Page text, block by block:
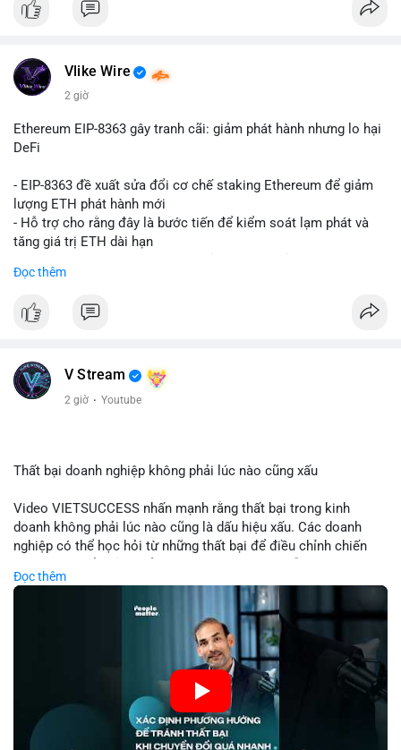
Vlike Wire
2 giờ
Ethereum EIP-8363 gây tranh cãi: giảm phát hành nhưng lo hại
DeFi
- EIP-8363 đề xuất sửa đổi cơ chế staking Ethereum để giảm
lượng ETH phát hành mới
- Hỗ trợ cho rằng đây là bước tiến để kiểm soát lạm phát và
tăng giá trị ETH dài hạn
động lực staking, ảnh hưởng đến bảo mật mạng lưới
tập trung và làm chậm sự tham gia của nhà đầu tư istituционаl
#binancesquare #cryptonews
Đọc thêm
V Stream
2 giờ · Youtube
Thất bại doanh nghiệp không phải lúc nào cũng xấu
Video VIETSUCCESS nhấn mạnh rằng thất bại trong kinh
doanh không phải lúc nào cũng là dấu hiệu xấu. Các doanh
nghiệp có thể học hỏi từ những thất bại để điều chỉnh chiến
trình. Trong lĩnh vực tài chính và crypto, hiểu rõ nguyên nhân
thất bại giúp quản lý rủi ro hiệu quả và tránh lặp lại sai lầm.
Điều này đặc biệt quan trọng khi áp dụng vào các mô hình kinh
doanh mới hoặc đầu tư vào dự án blockchain.
🎥 Xem video trực tiếp tại:
Nguồn: VIETSUCCESS
Đọc thêm